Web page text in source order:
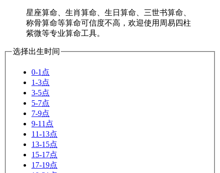
星座算命、生肖算命、生日算命、三世书算命、
称骨算命等算命可信度不高，欢迎使用周易四柱
紫微等专业算命工具。
选择出生时间
0-1点
1-3点
3-5点
5-7点
7-9点
9-11点
11-13点
13-15点
15-17点
17-19点